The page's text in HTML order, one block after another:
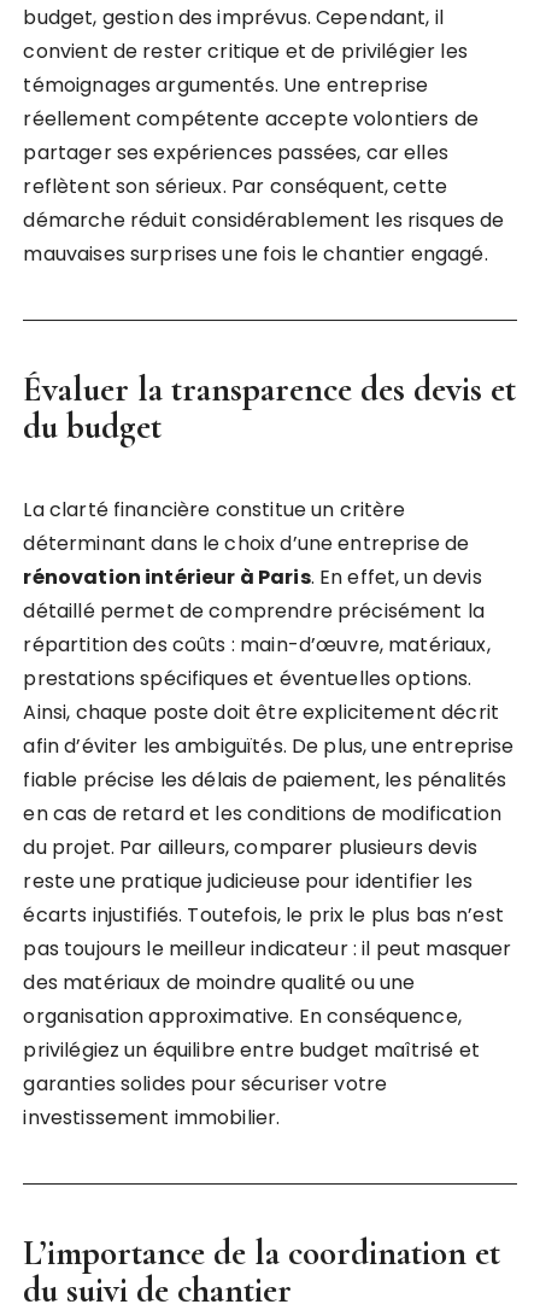
budget, gestion des imprévus. Cependant, il
convient de rester critique et de privilégier les
témoignages argumentés. Une entreprise
réellement compétente accepte volontiers de
partager ses expériences passées, car elles
reflètent son sérieux. Par conséquent, cette
démarche réduit considérablement les risques de
mauvaises surprises une fois le chantier engagé.
Évaluer la transparence des devis et
du budget
La clarté financière constitue un critère
déterminant dans le choix d’une entreprise de
rénovation intérieur à Paris. En effet, un devis
détaillé permet de comprendre précisément la
répartition des coûts : main-d’œuvre, matériaux,
prestations spécifiques et éventuelles options.
Ainsi, chaque poste doit être explicitement décrit
afin d’éviter les ambiguïtés. De plus, une entreprise
fiable précise les délais de paiement, les pénalités
en cas de retard et les conditions de modification
du projet. Par ailleurs, comparer plusieurs devis
reste une pratique judicieuse pour identifier les
écarts injustifiés. Toutefois, le prix le plus bas n’est
pas toujours le meilleur indicateur : il peut masquer
des matériaux de moindre qualité ou une
organisation approximative. En conséquence,
privilégiez un équilibre entre budget maîtrisé et
garanties solides pour sécuriser votre
investissement immobilier.
L’importance de la coordination et
du suivi de chantier